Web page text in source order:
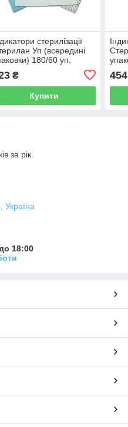
стерилізації
Уп (всередині
180/60 уп.
₴
Купити
454
за рік
Україна
18:00